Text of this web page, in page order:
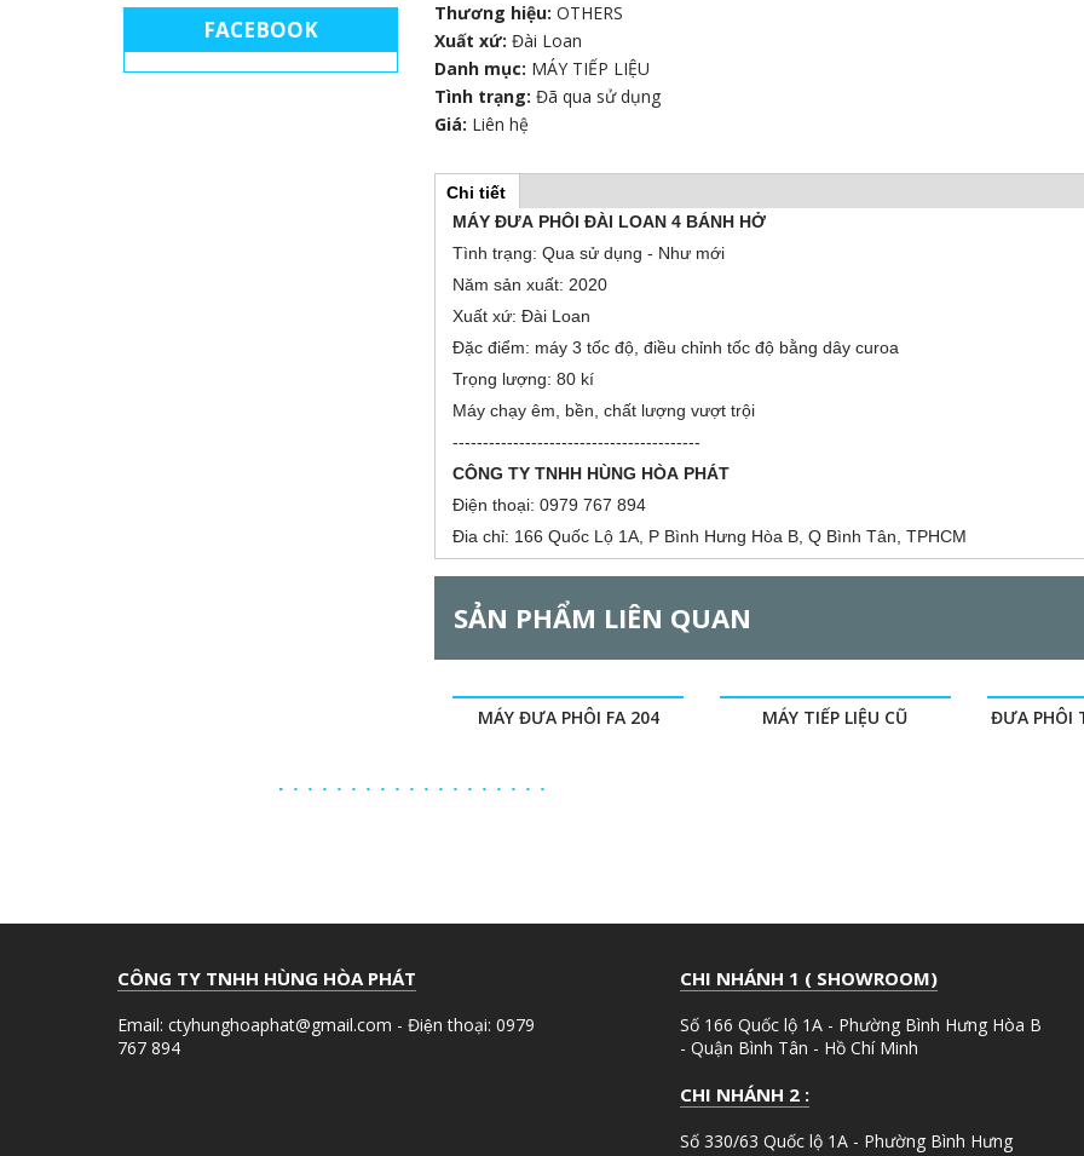
Thương hiệu:OTHERS
Xuất xứ:Đài Loan
Danh mục: MÁY TIẾP LIỆU
Tình trạng:Đã qua sử dụng
Giá: Liên hệ
H
o
o
n
t
l
G
Chi tiết(
t
a
b
o
ạ
t
đ
n
g
MÁY ĐƯA PHÔI ĐÀI LOAN 4 BÁNH HỞ
Tình trạng: Qua sử dụng - Như mới
Năm sản xuất: 2020
Xuất xứ: Đài Loan
Đặc điểm: máy 3 tốc độ, điều chỉnh tốc độ bằng dây curoa
Trọng lượng: 80 kí
Máy chạy êm, bền, chất lượng vượt trội
-----------------------------------------
CÔNG TY TNHH HÙNG HÒA PHÁT
Điện thoại: 0979 767 894
Đia chỉ: 166 Quốc Lộ 1A, P Bình Hưng Hòa B, Q Bình Tân, TPHCM
SẢN PHẨM LIÊN QUAN
MÁY ĐƯA PHÔI FA 204 MÁY TIẾP LIỆU CŨ ĐƯA PHÔI
FACEBOOK
CÔNG TY TNHH HÙNG HÒA PHÁT
Email: ctyhunghoaphat@gmail.com - Điện thoại: 0979
767 894
CHI NHÁNH 1 ( SHOWROOM)
Số 166 Quốc lộ 1A - Phường Bình Hưng Hòa B
- Quận Bình Tân - Hồ Chí Minh
CHI NHÁNH 2 :
Số 330/63 Quốc lộ 1A - Phường Bình Hưng